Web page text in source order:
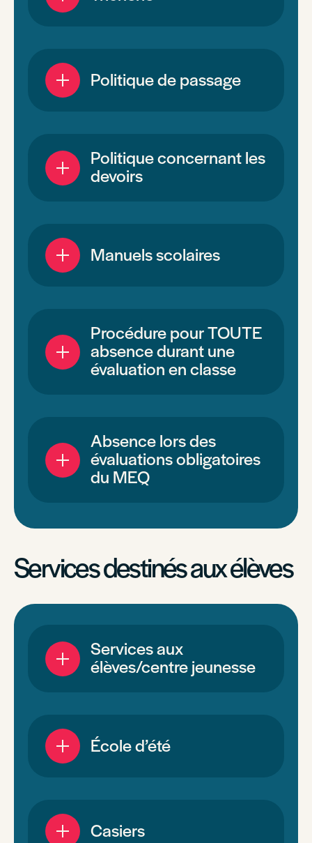
Politique de passage
Politique concernant les
devoirs
Manuels scolaires
Procédure pour TOUTE
absence durant une
évaluation en classe
Absence lors des
évaluations obligatoires
du MEQ
Services destinés aux élèves
Services aux
élèves/centre jeunesse
École d’été
Casiers